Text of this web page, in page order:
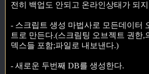
전히 백업도 안되고 온라인상태가 되
- 스크립트 생성 마법사로 모든데이터
트로 만든다.(스크림팅 오브젝트 권한,
덱스들 포함;파일로 내보낸다.)
- 새로운 두번째 DB를 생성한다.